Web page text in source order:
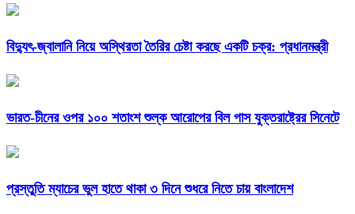
বিদ্যুৎ-জ্বালানি নিয়ে অস্থিরতা তৈরির চেষ্টা করছে একটি চক্র: প্রধানমন্ত্রী
ভারত-চীনের ওপর ১০০ শতাংশ শুল্ক আরোপের বিল পাস যুক্তরাষ্ট্রের সিনেটে
প্রস্তুতি ম্যাচের ভুল হাতে থাকা ৩ দিনে শুধরে নিতে চায় বাংলাদেশ